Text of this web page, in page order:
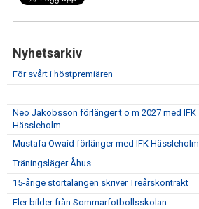
Nyhetsarkiv
För svårt i höstpremiären
Neo Jakobsson förlänger t o m 2027 med IFK
Hässleholm
Mustafa Owaid förlänger med IFK Hässleholm
Träningsläger Åhus
15-årige stortalangen skriver Treårskontrakt
Fler bilder från Sommarfotbollsskolan